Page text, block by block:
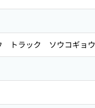
トラック ソウコギョウ